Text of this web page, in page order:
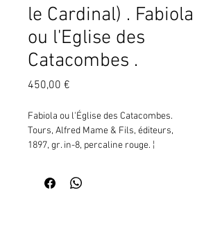
le Cardinal) . Fabiola
ou l'Eglise des
Catacombes .
450,00 €
Fabiola ou l'Église des Catacombes.
Tours, Alfred Mame & Fils, éditeurs,
1897, gr. in-8, percaline rouge. ¦